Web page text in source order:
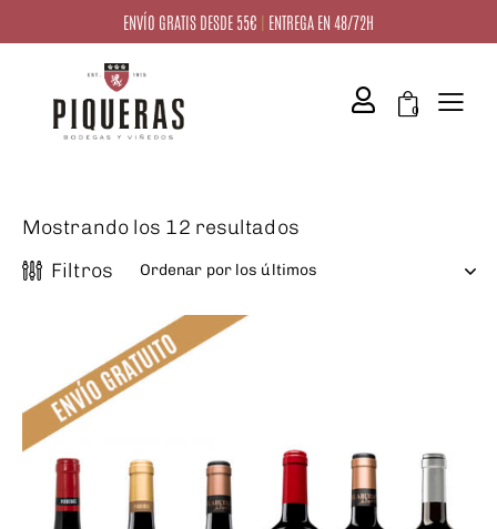
ENVÍO GRATIS DESDE 55€ | ENTREGA EN 48/72H
0
Mostrando los 12 resultados
Filtros